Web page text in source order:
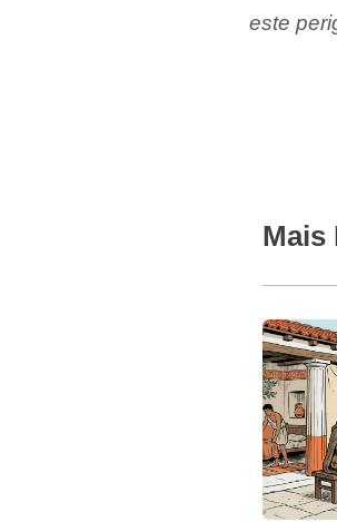
este
Mais